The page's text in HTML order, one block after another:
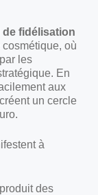
de fidélisation
où
les
En
aux
un cercle
à
des